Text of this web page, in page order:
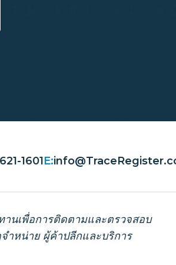
1601E:
านเพื่อการติดตามและตรวจสอบ
ำหน่าย ผู้ค้าปลีกและบริการ